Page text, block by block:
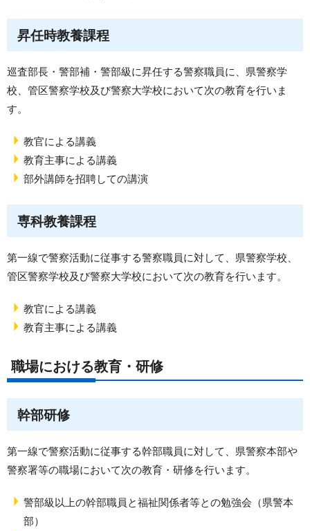
昇任時教養課程
巡査部長・警部補・警部級に昇任する警察職員に、県警察学
校、管区警察学校及び警察大学校において次の教育を行いま
す。
教官による講義
教育主事による講義
部外講師を招聘しての講演
専科教養課程
第一線で警察活動に従事する警察職員に対して、県警察学校、
管区警察学校及び警察大学校において次の教育を行います。
教官による講義
教育主事による講義
職場における教育・研修
幹部研修
第一線で警察活動に従事する幹部職員に対して、県警察本部や
警察署等の職場において次の教育・研修を行います。
警部級以上の幹部職員と福祉関係者等との勉強会（県警本
部）